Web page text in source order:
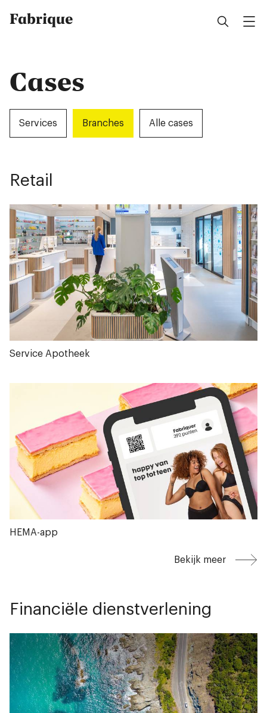
Fabrique
Cases
Services Branches Alle cases
Retail
Service Apotheek
HEMA-app
Bekijk meer
Financiële dienstverlening